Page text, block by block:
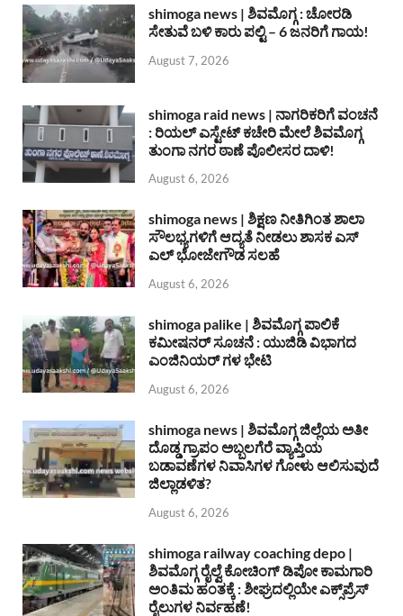
shimoga news | ಶಿವಮೊಗ್ಗ : ಚೋರಡಿ
ಸೇತುವೆ ಬಳಿ ಕಾರು ಪಲ್ಟಿ – 6 ಜನರಿಗೆ ಗಾಯ!
August 7, 2026
shimoga raid news | ನಾಗರಿಕರಿಗೆ ವಂಚನೆ
: ರಿಯಲ್ ಎಸ್ಟೇಟ್ ಕಚೇರಿ ಮೇಲೆ ಶಿವಮೊಗ್ಗ
ತುಂಗಾ ನಗರ ಠಾಣೆ ಪೊಲೀಸರ ದಾಳಿ!
August 6, 2026
shimoga news | ಶಿಕ್ಷಣ ನೀತಿಗಿಂತ ಶಾಲಾ
ಸೌಲಭ್ಯಗಳಿಗೆ ಆದ್ಯತೆ ನೀಡಲು ಶಾಸಕ ಎಸ್
ಎಲ್ ಭೋಜೇಗೌಡ ಸಲಹೆ
August 6, 2026
shimoga palike | ಶಿವಮೊಗ್ಗ ಪಾಲಿಕೆ
ಕಮೀಷನರ್ ಸೂಚನೆ : ಯುಜಿಡಿ ವಿಭಾಗದ
ಎಂಜಿನಿಯರ್ ಗಳ ಭೇಟಿ
August 6, 2026
shimoga news | ಶಿವಮೊಗ್ಗ ಜಿಲ್ಲೆಯ ಅತೀ
ದೊಡ್ಡ ಗ್ರಾಪಂ ಅಬ್ಬಲಗೆರೆ ವ್ಯಾಪ್ತಿಯ
ಬಡಾವಣೆಗಳ ನಿವಾಸಿಗಳ ಗೋಳು ಆಲಿಸುವುದೆ
ಜಿಲ್ಲಾಡಳಿತ?
August 6, 2026
shimoga railway coaching depo |
ಶಿವಮೊಗ್ಗ ರೈಲ್ವೆ ಕೋಚಿಂಗ್ ಡಿಪೋ ಕಾಮಗಾರಿ
ಅಂತಿಮ ಹಂತಕ್ಕೆ : ಶೀಘ್ರದಲ್ಲಿಯೇ ಎಕ್ಸ್‌ಪ್ರೆಸ್
ರೈಲುಗಳ ನಿರ್ವಹಣೆ!